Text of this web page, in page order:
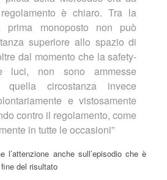
è chiaro. Tra la
prima monoposto non può
superiore allo spazio di
dal momento che la safety-
luci, non sono ammesse
quella circostanza invece
e vistosamente
contro il regolamento, come
in tutte le occasioni”
l’attenzione anche sull’episodio che è
del risultato